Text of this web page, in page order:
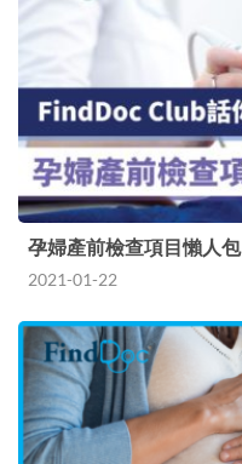
孕婦產前檢查項目懶人包
2021-01-22